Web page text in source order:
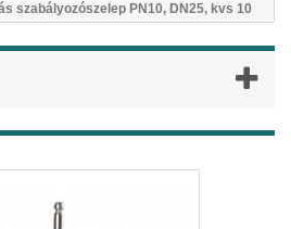
szabályozószelep PN10, DN25, kvs 10